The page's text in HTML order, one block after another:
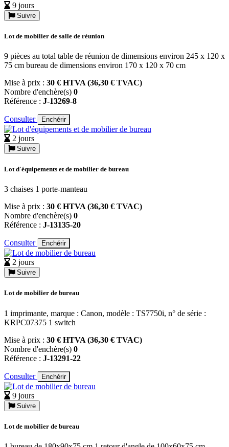
9 jours
Suivre
Lot de mobilier de salle de réunion
9 pièces au total table de réunion de dimensions environ 245 x 120 x
75 cm bureau de dimensions environ 170 x 120 x 70 cm
Mise à prix : 30 € HTVA (36,30 € TVAC)
Nombre d'enchère(s) 0
Référence : J-13269-8
Consulter Enchérir
2 jours
Suivre
Lot d'équipements et de mobilier de bureau
3 chaises 1 porte-manteau
Mise à prix : 30 € HTVA (36,30 € TVAC)
Nombre d'enchère(s) 0
Référence : J-13135-20
Consulter Enchérir
2 jours
Suivre
Lot de mobilier de bureau
1 imprimante, marque : Canon, modèle : TS7750i, n° de série :
KRPC07375 1 switch
Mise à prix : 30 € HTVA (36,30 € TVAC)
Nombre d'enchère(s) 0
Référence : J-13291-22
Consulter Enchérir
9 jours
Suivre
Lot de mobilier de bureau